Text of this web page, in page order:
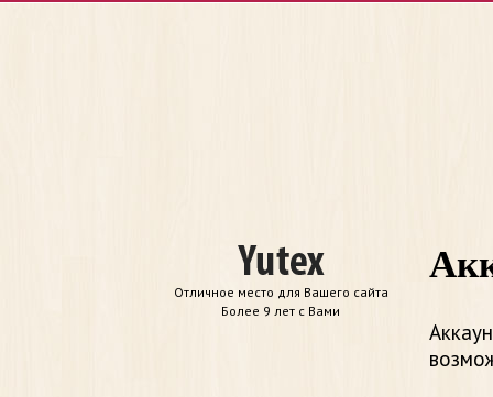
Отличное место для Вашего сайта
Более 9 лет с Вами